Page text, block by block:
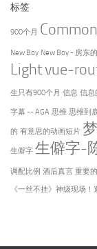
标签
900个月
New Boy New Boy - 房东
Lightvue-
生只有900个月 信息 信息
字幕 -- AGA 思维 思维到
的 有意思的动画短片
生僻字 生僻字-
调配比例 酒后真言 重要
《一丝不挂》神级现场！